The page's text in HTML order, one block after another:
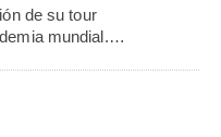
de su tour
mundial.…